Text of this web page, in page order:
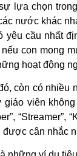
lựa chọn
nước khác
yêu cầu nhất
con mong
hoạt động
còn có nhiều
giáo viên
được cân nhắc